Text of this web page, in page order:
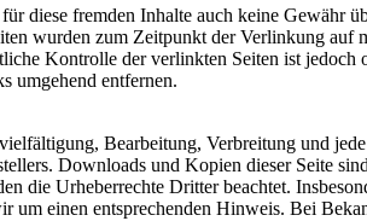
diese fremden Inhalte auch keine Gewähr
wurden zum Zeitpunkt der Verlinkung auf
Kontrolle der verlinkten Seiten ist jedoch
umgehend entfernen.
Bearbeitung, Verbreitung und
Downloads und Kopien dieser Seite
die Urheberrechte Dritter beachtet.
um einen entsprechenden Hinweis. Bei